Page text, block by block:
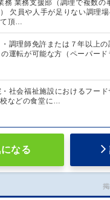
務 業務支援部（調理で複数の
欠員や人手が足りない調理
頂…
・調理師免許または７年以上
の運転が可能な方（ペーパード
社会福祉施設におけるフー
などの食堂に…
なる